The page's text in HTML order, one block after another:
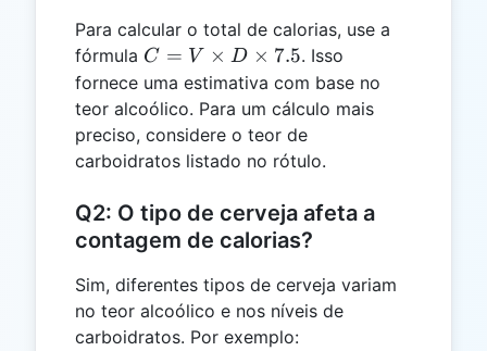
Para calcular o total de calorias, use a
fórmula C = V
\times
D
\times
7.5
C = V × D × 7.5. Isso
fornece uma estimativa com base no
teor alcoólico. Para um cálculo mais
preciso, considere o teor de
carboidratos listado no rótulo.
Q2: O tipo de cerveja afeta a
contagem de calorias?
Sim, diferentes tipos de cerveja variam
no teor alcoólico e nos níveis de
carboidratos. Por exemplo: